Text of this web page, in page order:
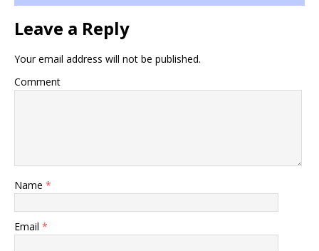
Leave a Reply
Your email address will not be published.
Comment
Name *
Email *